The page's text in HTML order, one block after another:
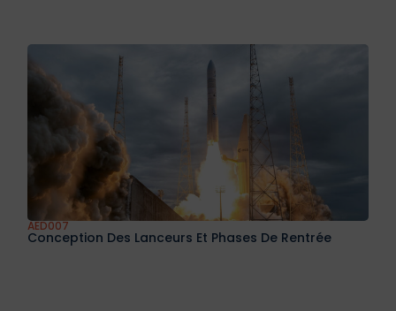
AED007
Conception Des Lanceurs Et Phases De Rentrée